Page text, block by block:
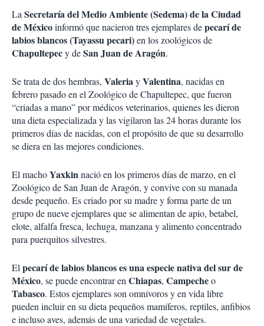
La Secretaría del Medio Ambiente (Sedema) de la Ciudad
de Méxicoinformó que nacieron tres ejemplares depecarí de
labios blancos (Tayassu pecari)en los zoológicos de
Chapultepecy deSan Juan de Aragón.
Se trata de dos hembras, ValeriayValentina, nacidas en
febrero pasado en el Zoológico de Chapultepec, que fueron
“criadas a mano” por médicos veterinarios, quienes les dieron
una dieta especializada y las vigilaron las 24 horas durante los
primeros días de nacidas, con el propósito de que su desarrollo
se diera en las mejores condiciones.
El machoYaxkinnació en los primeros días de marzo, en el
Zoológico de San Juan de Aragón, y convive con su manada
desde pequeño. Es criado por su madre y forma parte de un
grupo de nueve ejemplares que se alimentan de apio, betabel,
elote, alfalfa fresca, lechuga, manzana y alimento concentrado
para puerquitos silvestres.
El pecarí de labios blancoses una especie nativa del sur de
México, se puede encontrar en Chiapas, Campecheo
Tabasco. Estos ejemplares son omnívoros y en vida libre
pueden incluir en su dieta pequeños mamíferos, reptiles, anfibios
e incluso aves, además de una variedad de vegetales.